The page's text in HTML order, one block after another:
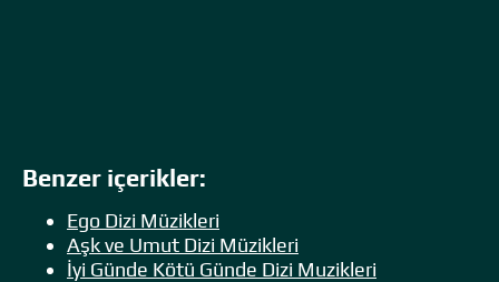
Benzer içerikler:
Ego Dizi Müzikleri
Aşk ve Umut Dizi Müzikleri
İyi Günde Kötü Günde Dizi Muzikleri